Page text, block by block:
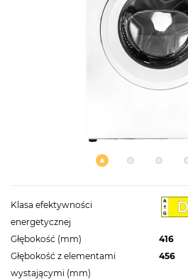
Klasa efektywności
energetycznej
Głębokość (mm)
416
Głębokość z elementami
wystającymi (mm)
456